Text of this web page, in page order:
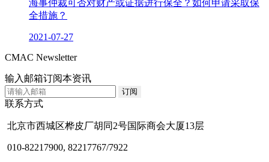
海事仲裁可否对财产或证据进行保全？如何申请采取保
全措施？
2021-07-27
CMAC Newsletter
输入邮箱订阅本资讯
联系方式
北京市西城区桦皮厂胡同2号国际商会大厦13层
010-82217900, 82217767/7922